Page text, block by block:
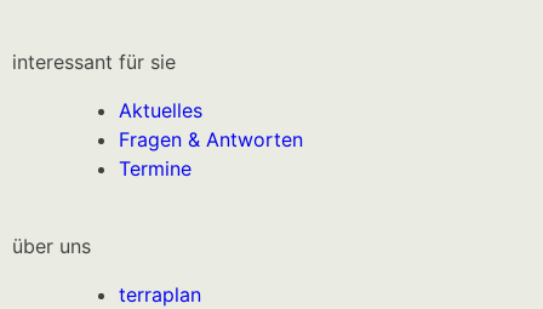
interessant für sie
Aktuelles
Fragen & Antworten
Termine
über uns
terraplan